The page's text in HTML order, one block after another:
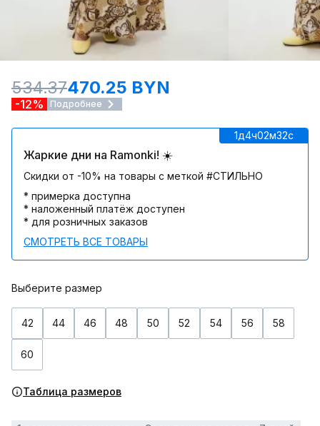
534.37470.25 BYN
-12% Подробнее
1д4ч02м32c
Жаркие дни на Ramonki! ☀️
Скидки от -10% на товары с меткой #СТИЛЬНО
* примерка доступна
* наложенный платёж доступен
* для розничных заказов
СМОТРЕТЬ ВСЕ ТОВАРЫ
Выберите размер
42 44 46 48 50 52 54 56 58
60
Таблица размеров